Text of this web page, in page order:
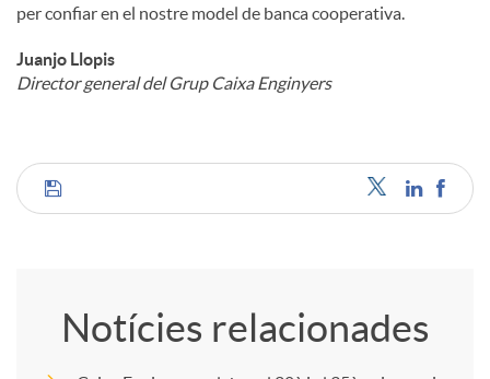
per confiar en el nostre model de banca cooperativa.
Juanjo Llopis
Director general del Grup Caixa Enginyers
C
Notícies relacionades